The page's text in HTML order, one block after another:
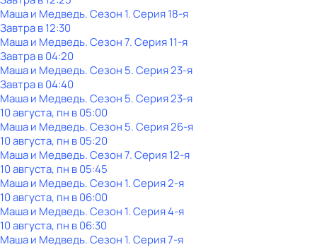
Маша и Медведь. Сезон 1. Серия 18-я
Завтра в 12:30
Маша и Медведь. Сезон 7. Серия 11-я
Завтра в 04:20
Маша и Медведь. Сезон 5. Серия 23-я
Завтра в 04:40
Маша и Медведь. Сезон 5. Серия 23-я
10 августа, пн в 05:00
Маша и Медведь. Сезон 5. Серия 26-я
10 августа, пн в 05:20
Маша и Медведь. Сезон 7. Серия 12-я
10 августа, пн в 05:45
Маша и Медведь. Сезон 1. Серия 2-я
10 августа, пн в 06:00
Маша и Медведь. Сезон 1. Серия 4-я
10 августа, пн в 06:30
Маша и Медведь. Сезон 1. Серия 7-я